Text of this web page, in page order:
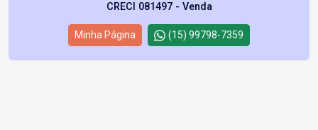
CRECI 081497 - Venda
Minha Página (15) 99798-7359